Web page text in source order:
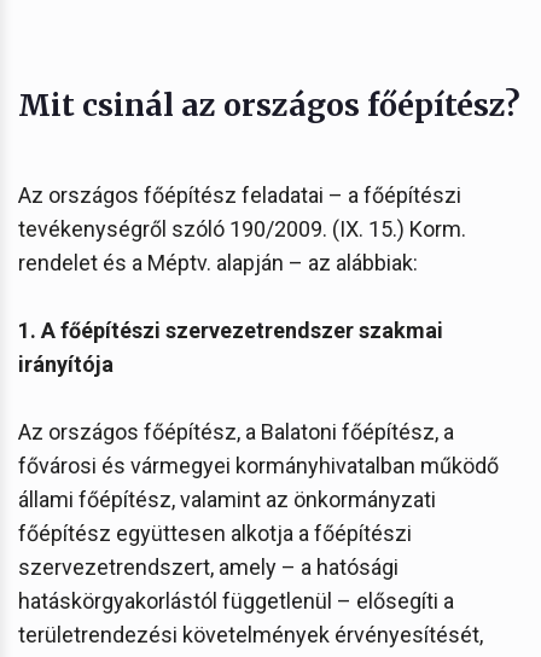
Mit csinál az országos főépítész?
Az országos főépítész feladatai – a főépítészi
tevékenységről szóló 190/2009. (IX. 15.) Korm.
rendelet és a Méptv. alapján – az alábbiak:
1. A főépítészi szervezetrendszer szakmai
irányítója
Az országos főépítész, a Balatoni főépítész, a
fővárosi és vármegyei kormányhivatalban működő
állami főépítész, valamint az önkormányzati
főépítész együttesen alkotja a főépítészi
szervezetrendszert, amely – a hatósági
hatáskörgyakorlástól függetlenül – elősegíti a
területrendezési követelmények érvényesítését,